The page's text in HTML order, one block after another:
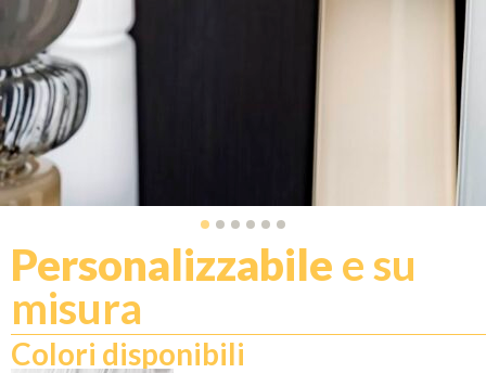
Personalizzabile e su
misura
Colori disponibili